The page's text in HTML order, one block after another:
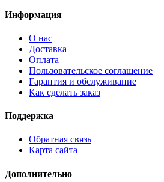
Информация
О нас
Доставка
Оплата
Пользовательское соглашение
Гарантия и обслуживание
Как сделать заказ
Поддержка
Обратная связь
Карта сайта
Дополнительно